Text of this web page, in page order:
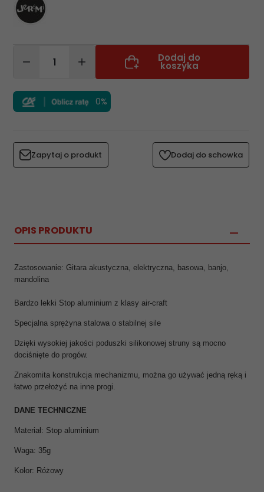
Dodaj do
koszyka
0%
Zapytaj o produkt Dodaj do schowka
OPIS PRODUKTU
Zastosowanie: Gitara akustyczna, elektryczna, basowa, banjo,
mandolina
Bardzo lekki Stop aluminium z klasy air-craft
Specjalna sprężyna stalowa o stabilnej sile
Dzięki wysokiej jakości poduszki silikonowej struny są mocno
dociśnięte do progów.
Znakomita konstrukcja mechanizmu, można go używać jedną ręką i
łatwo przełożyć na inne progi.
DANE TECHNICZNE
Materiał: Stop aluminium
Waga: 35g
Kolor: Różowy